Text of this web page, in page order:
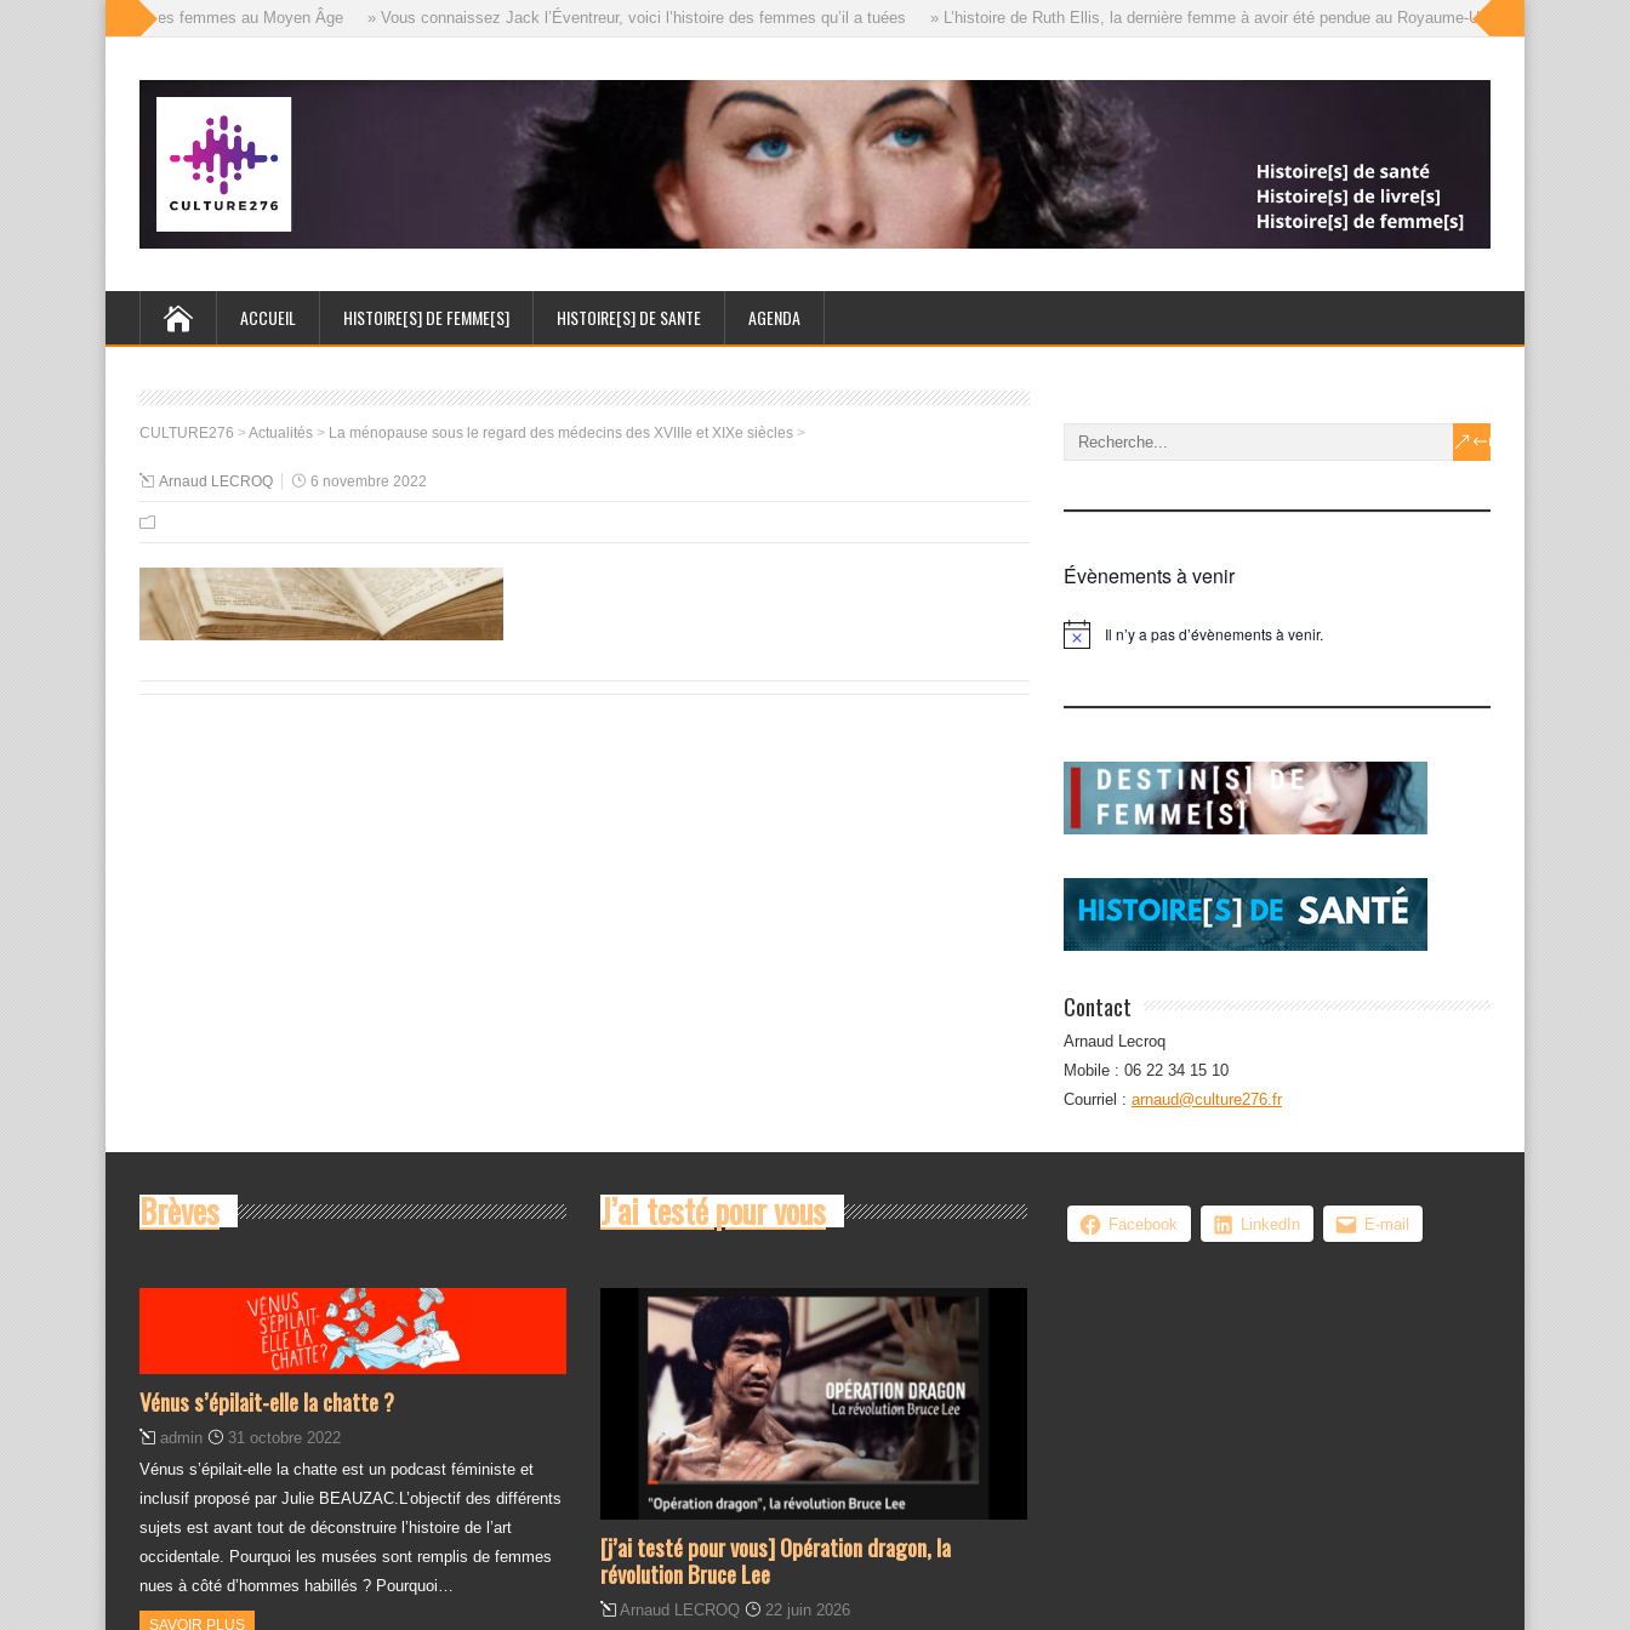
Les mille visages des femmes au Moyen Âge » Vous connaissez Jack l’Éventreur, voici l’histoire des femmes qu’il a tuées » L’histoire de Ruth Ellis, la dernière femme à avoir été pendue au Royaume-Uni, que le roi a
ACCUEIL HISTOIRE[S] DE FEMME[S] HISTOIRE[S] DE SANTE AGENDA
CULTURE276 >Actualités > La ménopause sous le regard des médecins des XVIIIe et XIXe siècles >
Arnaud LECROQ 6 novembre 2022
Évènements à venir
Notice Il n’y a pas d’évènements à venir.
Contact
Arnaud Lecroq
Mobile : 06 22 34 15 10
Courriel : arnaud@culture276.fr
Brèves
Vénus s’épilait-elle la chatte ?
admin
31 octobre 2022
Vénus s’épilait-elle la chatte est un podcast féministe et
inclusif proposé par Julie BEAUZAC.L’objectif des différents
sujets est avant tout de déconstruire l’histoire de l’art
occidentale. Pourquoi les musées sont remplis de femmes
nues à côté d’hommes habillés ? Pourquoi…
SAVOIR PLUS
J’ai testé pour vous
[j’ai testé pour vous] Opération dragon, la
révolution Bruce Lee
Arnaud LECROQ 22 juin 2026
Facebook LinkedIn E-mail